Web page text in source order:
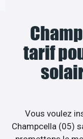
tarif
Vous voulez
Champcella (05)